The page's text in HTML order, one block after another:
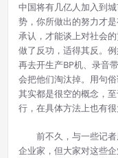
中国将有几亿人加入到
势，你所做出的努力才
承认，才能谈上对社会
做了反功，适得其反。
再去开生产BP机、录音
会把他们淘汰掉。用句
其实都是很空的概念，
行，在具体方法上也有很
前不久，与一些记者
企业家，但大家对这些